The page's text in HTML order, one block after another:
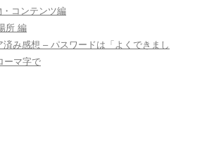
コンテンツ編
所 編
み感想 – パスワードは「よくできまし
ーマ字で